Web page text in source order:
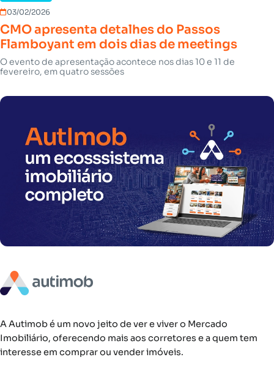
03/02/2026
CMO apresenta detalhes do Passos
Flamboyant em dois dias de meetings
O evento de apresentação acontece nos dias 10 e 11 de
fevereiro, em quatro sessões
A Autimob é um novo jeito de ver e viver o Mercado
Imobiliário, oferecendo mais aos corretores e a quem tem
interesse em comprar ou vender imóveis.